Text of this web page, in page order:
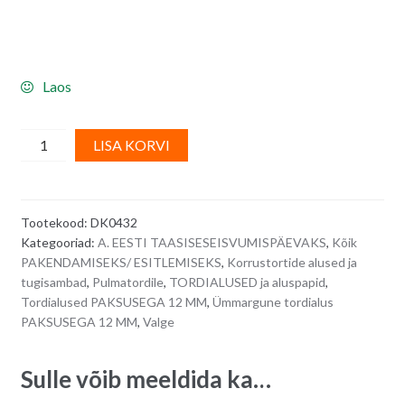
Laos
Ümmargune
paksusega
12
mm
-
läbimõõt
quantity
LISA KORVI
n
a
t
e
:
Tootekood: DK0432
Kategooriad: A. EESTI TAASISESEISVUMISPÄEVAKS, Kõik
PAKENDAMISEKS/ ESITLEMISEKS, Korrustortide alused ja
tugisambad, Pulmatordile, TORDIALUSED ja aluspapid,
Tordialused PAKSUSEGA 12 MM, Ümmargune tordialus
PAKSUSEGA 12 MM, Valge
Sulle võib meeldida ka…